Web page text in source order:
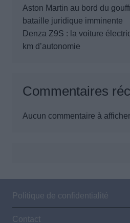
Aston Martin au bord du
bataille juridique imminente
Denza Z9S : la voiture
km d’autonomie
Commentaires
Aucun commentaire à
Politique de confidentialité
Contact